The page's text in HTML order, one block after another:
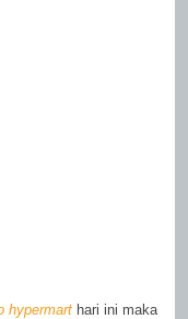
hypermart hari ini maka